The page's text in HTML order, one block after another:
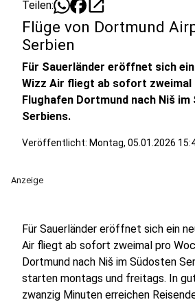
Teilen: open_in_new
Flüge von Dortmund
Serbien
Für Sauerländer eröffnet sich
Wizz Air fliegt ab sofort zweimal
Flughafen Dortmund nach Niš im
Serbiens.
Veröffentlicht: Montag, 05.01.2026
Anzeige
Für Sauerländer eröffnet sich ein
Air fliegt ab sofort zweimal pro
Dortmund nach Niš im Südosten
starten montags und freitags. In
zwanzig Minuten erreichen